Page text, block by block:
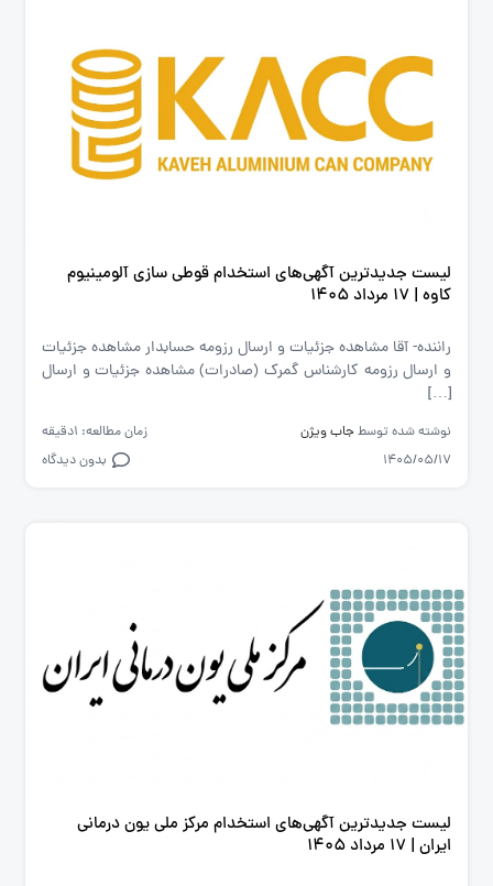
لیست جدیدترین آگهی‌های استخدام قوطی سازی آلومینیوم
کاوه | ۱۷ مرداد ۱۴۰۵
راننده- آقا مشاهده جزئیات و ارسال رزومه حسابدار مشاهده جزئیات
و ارسال رزومه کارشناس گمرک (صادرات) مشاهده جزئیات و ارسال
[…]
نوشته شده توسط جاب ویژن
زمان مطالعه: 1دقیقه
1405/05/17
بدون دیدگاه
لیست جدیدترین آگهی‌های استخدام مرکز ملی یون درمانی
ایران | ۱۷ مرداد ۱۴۰۵